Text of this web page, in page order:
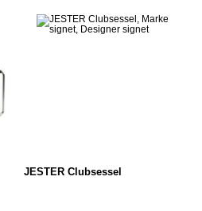
JESTER Clubsessel